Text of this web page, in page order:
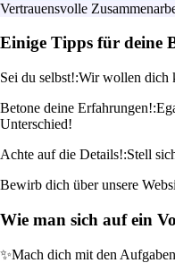
Vertrauensvolle
Einige Tipps für deine
Sei du selbst!:Wir wollen dich
Betone deine Erfahrungen!:
Unterschied!
Achte auf die Details!:Stell
Bewirb dich über unsere
Wie man sich auf ein
✨Mach dich mit den